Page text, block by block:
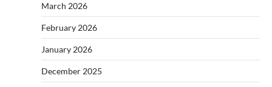
March 2026
February 2026
January 2026
December 2025